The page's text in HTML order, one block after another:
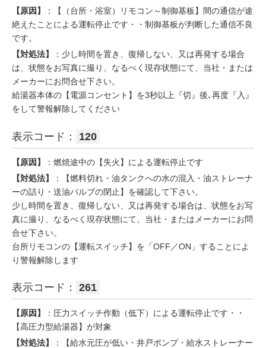
【原因】
：【（台所・浴室）リモコン～制御基板】間の通信が途
絶えたことによる運転停止です・・制御基板が判断した通信不良
です。
【対処法】
：少し時間を置き、復帰しない、又は再発する場合
は、状態をお写真に撮り、なるべく現存状態にて、当社・または
メーカーにお問合せ下さい。
給湯器本体の【電源コンセント】を3秒以上『切』後､再度『入』
をして警報解除してください
表示コード： 120
【原因】
：燃焼途中の【失火】による運転停止です
【対処法】
：【燃料切れ・油タンクへの水の混入・油ストレーナ
ーの詰り・送油バルブの閉止】を確認して下さい。
少し時間を置き、復帰しない、又は再発する場合は、状態をお写
真に撮り、なるべく現存状態にて、当社・またはメーカーにお問
合せ下さい。
台所リモコンの【運転スイッチ】を「OFF／ON」することによ
り警報解除します
表示コード： 261
【原因】
：圧力スイッチ作動（低下）による運転停止です・・
【高圧力型給湯器】が対象
【対処法】
：【給水元圧が低い・井戸ポンプ・給水ストレーナー